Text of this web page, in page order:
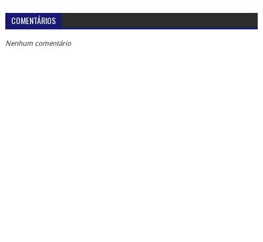
COMENTÁRIOS
Nenhum comentário